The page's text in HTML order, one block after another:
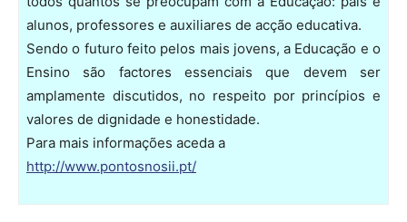
alunos, professores e auxiliares de acção educativa.
Sendo o futuro feito pelos mais jovens, a Educação e o
Ensino são factores essenciais que devem ser
amplamente discutidos, no respeito por princípios e
valores de dignidade e honestidade.
Para mais informações aceda a
http://www.pontosnosii.pt/